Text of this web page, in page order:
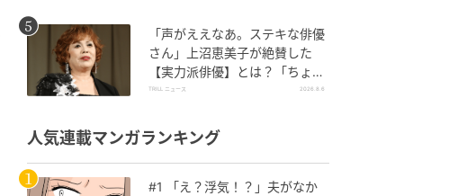
「声がええなあ。ステキな俳優
さん」上沼恵美子が絶賛した
【実力派俳優】とは？「ちょっ
と古い男前やねん」
TRILL ニュース 2026.8.6
人気連載マンガランキング
#1 「え？浮気！？」夫がなか